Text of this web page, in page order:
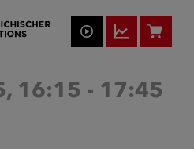
16:15 - 17:45